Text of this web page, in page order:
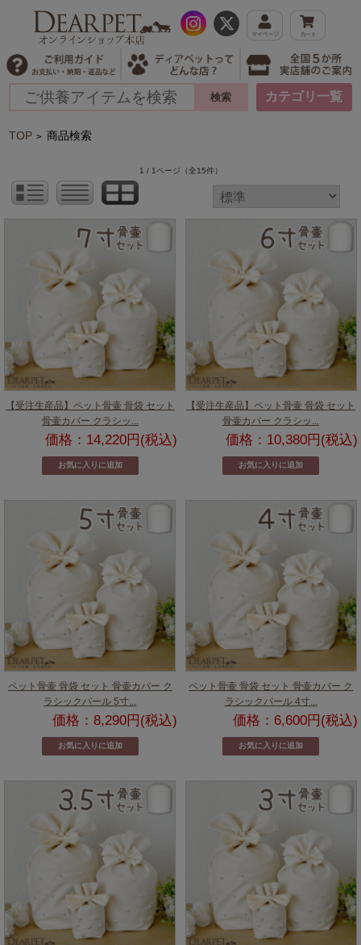
カテゴリ一覧
TOP > 商品検索
1 / 1ページ （全15件）
【受注生産品】ペット骨壷 骨袋 セット
骨壷カバー クラシッ...
価格：14,220円(税込)
【受注生産品】ペット骨壷 骨袋 セット
骨壷カバー クラシッ...
価格：10,380円(税込)
ペット骨壷 骨袋 セット 骨壷カバー ク
ラシックパール 5寸...
価格：8,290円(税込)
ペット骨壷 骨袋 セット 骨壷カバー ク
ラシックパール 4寸...
価格：6,600円(税込)